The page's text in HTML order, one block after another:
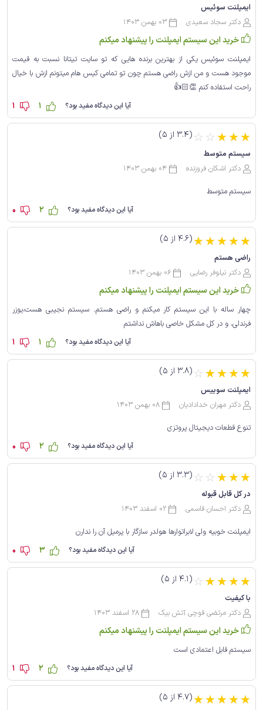
ایمپلنت سوئیس
دکتر سجاد سعیدی
03 بهمن 1403
خرید این سیستم ایمپلنت را پیشنهاد میکنم
ایمپلنت سوئیس یکی از بهترین برنده هایی که تو سایت تیتانا نسبت به قیمت
موجود هست و من ازش راضی هستم چون تو تمامی کیس هام میتونم ازش با خیال
راحت استفاده کنم 👏🏻👍
آیا این دیدگاه مفید بود؟ 1
1
(3.4 از 5)☆ ☆☆☆☆
سیستم متوسط
دکتر اشکان فروزنده
04 بهمن 1403
سیستم متوسط
آیا این دیدگاه مفید بود؟ 2
0
(4.6 از 5)☆☆☆☆☆
راضی هستم
دکتر نیلوفر رضایی
06 بهمن 1403
خرید این سیستم ایمپلنت را پیشنهاد میکنم
چهار ساله با این سیستم کار میکنم و راضی هستم. سیستم نجیبی هست،یوزر
فرندلی، و در کل مشکل خاصی باهاش نداشتم
آیا این دیدگاه مفید بود؟ 1
1
(3.8 از 5)☆☆☆☆☆
ایمپلنت سوییس
دکتر مهران خدادادیان
08 بهمن 1403
تنوع قطعات دیجیتال پروتزی
آیا این دیدگاه مفید بود؟ 2
0
(3.3 از 5)☆ ☆☆☆☆
در کل قابل قبوله
دکتر احسان قاسمی
02 اسفند 1403
ایمپلنت خوبیه ولی لابراتوارها هولدر سازگار با پرمیل آن را ندارن
آیا این دیدگاه مفید بود؟ 3
0
(4.1 از 5)☆☆☆☆☆
با کیفیت
دکتر مرتضی قوچی آتش بیک
28 اسفند 1403
خرید این سیستم ایمپلنت را پیشنهاد میکنم
سیستم قابل اعتمادی است
آیا این دیدگاه مفید بود؟ 2
1
(4.7 از 5)☆☆☆☆☆